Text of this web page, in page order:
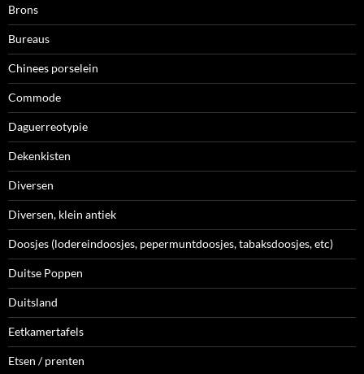
Brons
Bureaus
Chinees porselein
Commode
Daguerreotypie
Dekenkisten
Diversen
Diversen, klein antiek
Doosjes (lodereindoosjes, pepermuntdoosjes, tabaksdoosjes, etc)
Duitse Poppen
Duitsland
Eetkamertafels
Etsen / prenten